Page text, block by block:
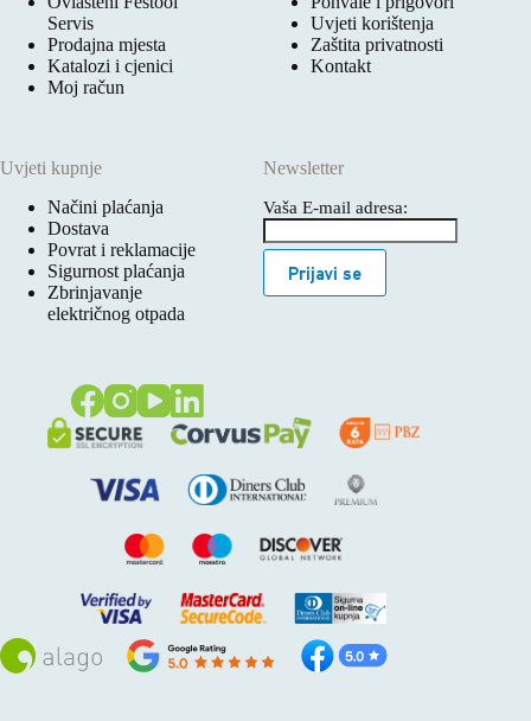
Servis
Prodajna mjesta
Katalozi i cjenici
Moj račun
Uvjeti korištenja
Zaštita privatnosti
Kontakt
Uvjeti kupnje
Načini plaćanja
Dostava
Povrat i reklamacije
Sigurnost plaćanja
Zbrinjavanje
električnog otpada
Newsletter
Vaša E-mail adresa:
Prijavi se